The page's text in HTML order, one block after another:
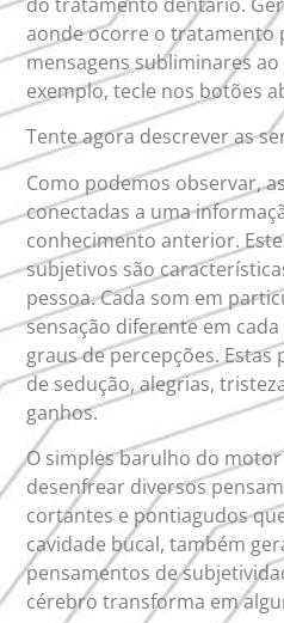
aonde ocorre o tratamento
mensagens subliminares
exemplo, tecle nos botões
Tente agora descrever as
Como podemos observar,
conectadas a uma
conhecimento anterior.
subjetivos são
pessoa. Cada som em
sensação diferente em
graus de percepções.
de sedução, alegrias,
ganhos.
O simples barulho do
desenfrear diversos
cortantes e pontiagudos
cavidade bucal, também
pensamentos de
cérebro transforma em